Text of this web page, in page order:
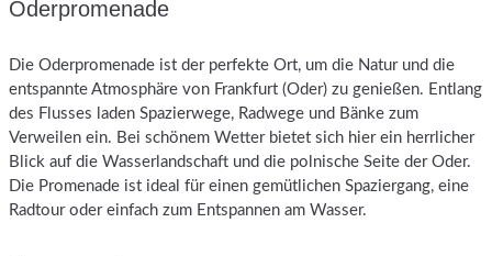
Oderpromenade
Die Oderpromenade ist der perfekte Ort, um die Natur und die
entspannte Atmosphäre von Frankfurt (Oder) zu genießen. Entlang
des Flusses laden Spazierwege, Radwege und Bänke zum
Verweilen ein. Bei schönem Wetter bietet sich hier ein herrlicher
Blick auf die Wasserlandschaft und die polnische Seite der Oder.
Die Promenade ist ideal für einen gemütlichen Spaziergang, eine
Radtour oder einfach zum Entspannen am Wasser.